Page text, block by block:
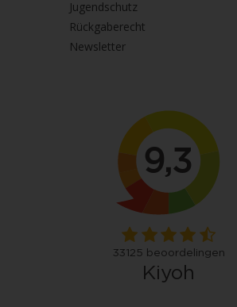
Jugendschutz
Rückgaberecht
Newsletter